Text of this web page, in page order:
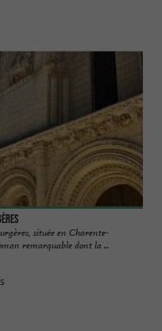
située en Charente-
remarquable dont la ...